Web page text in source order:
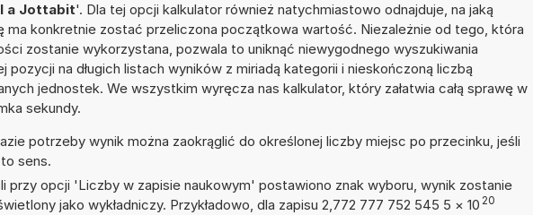
a Jottabit'. Dla tej opcji kalkulator również natychmiastowo odnajduje, na jaką
ma konkretnie zostać przeliczona początkowa wartość. Niezależnie od tego, która
zostanie wykorzystana, pozwala to uniknąć niewygodnego wyszukiwania
pozycji na długich listach wyników z miriadą kategorii i nieskończoną liczbą
jednostek. We wszystkim wyręcza nas kalkulator, który załatwia całą sprawę w
sekundy.
potrzeby wynik można zaokrąglić do określonej liczby miejsc po przecinku, jeśli
sens.
przy opcji 'Liczby w zapisie naukowym' postawiono znak wyboru, wynik zostanie
jako wykładniczy. Przykładowo, dla zapisu 2,772 777 752 545 5 × 10 20